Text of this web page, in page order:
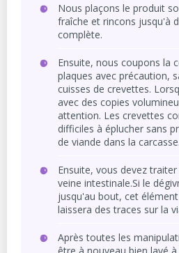
Nous plaçons le produit
fraîche et rincons jusqu'à
complète.
Ensuite, nous coupons la
plaques avec précaution,
cuisses de crevettes.
avec des copies
attention. Les crevettes
difficiles à éplucher sans
de viande dans la carcasse.
Ensuite, vous devez
veine intestinale.Si le
jusqu'au bout, cet
laissera des traces sur la
Après toutes les
être à nouveau bien lavé